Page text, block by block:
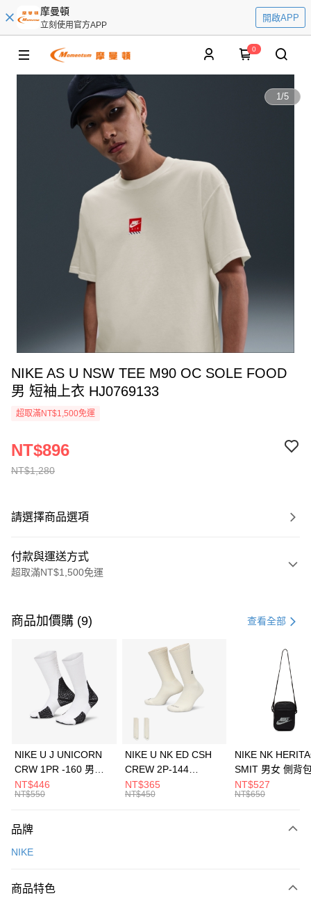
摩曼頓
立刻使用官方APP
開啟APP
0
1/5
NIKE AS U NSW TEE M90 OC SOLE FOOD
男 短袖上衣 HJ0769133
超取滿NT$1,500免運
NT$1,280
NT$896
請選擇商品選項
付款與運送方式
超取滿NT$1,500免運
信用卡一次付款
3 期 0 利率 每期 21家銀行
合作金庫商業銀行
第一商業銀行
華南商業銀行
彰化商業銀行
上海商業儲蓄銀行
元大商業銀行
台灣樂天信用卡公司
Apple Pay
全盈+PAY
AFTEE先享後付
【關於「AFTEE先享後付」】
便利好安心！
３．安心：先確認商品／服務後，再付款。
運送方式
每筆NT$100，滿NT$1,500(含以上)免運費
商品加價購 (9) 查看全部
NIKE U J UNICORN
CRW 1PR -160 男女
中統襪 FZ3393100
NT$446
NT$550
NIKE U NK ED CSH
CREW 2P-144
EMBRDY 男女 短統襪
FZ3073133
NT$365
NT$450
NIKE NK
SMIT 男女 側背
BA5871010
NT$527
NT$650
品牌
NIKE
商品特色